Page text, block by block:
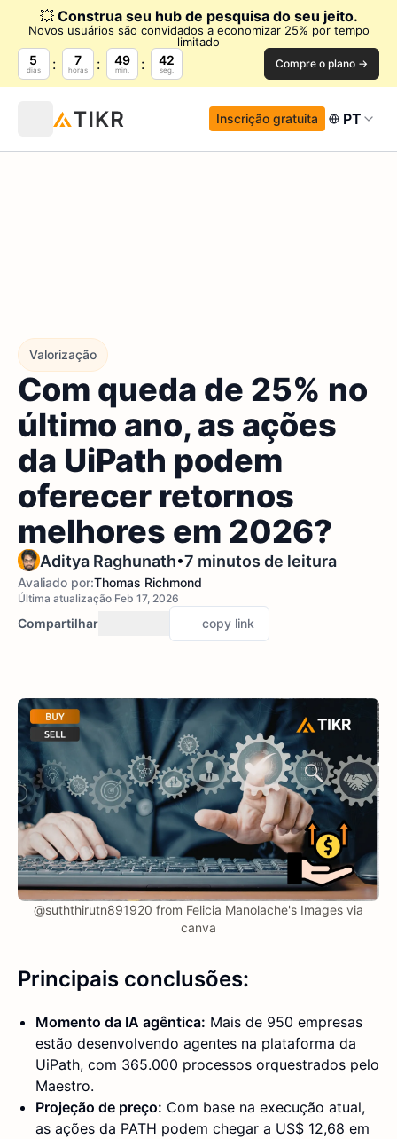
💥 Construa seu hub de pesquisa do seu jeito.
Novos usuários são convidados a economizar 25% por tempo
limitado
5
dias
7
horas
49
min.
40
seg. Compre o plano →
Inscrição gratuita PT
Valorização
Com queda de 25% no
último ano, as ações
da UiPath podem
oferecer retornos
melhores em 2026?
Aditya Raghunath•7 minutos de leitura
Avaliado por:Thomas Richmond
Última atualização Feb 17, 2026
Compartilhar copy link
@suththirutn891920 from Felicia Manolache's Images via
canva
Principais conclusões:
Momento da IA agêntica: Mais de 950 empresas
estão desenvolvendo agentes na plataforma da
UiPath, com 365.000 processos orquestrados pelo
Maestro.
Projeção de preço: Com base na execução atual,
as ações da PATH podem chegar a US$ 12,68 em